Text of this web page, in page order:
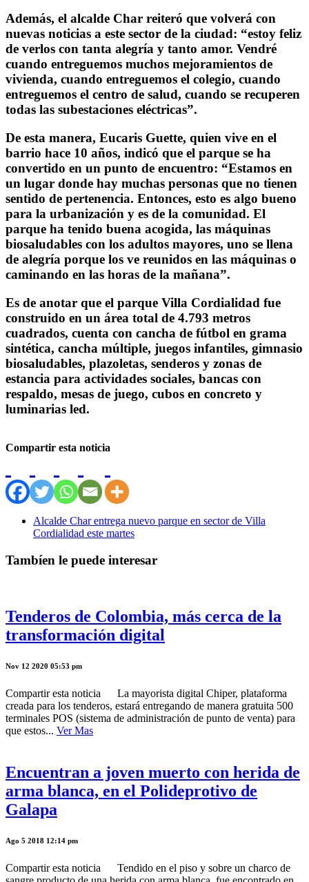
Además, el alcalde Char reiteró que volverá con
nuevas noticias a este sector de la ciudad: “estoy feliz
de verlos con tanta alegría y tanto amor. Vendré
cuando entreguemos muchos mejoramientos de
vivienda, cuando entreguemos el colegio, cuando
entreguemos el centro de salud, cuando se recuperen
todas las subestaciones eléctricas”.
De esta manera, Eucaris Guette, quien vive en el
barrio hace 10 años, indicó que el parque se ha
convertido en un punto de encuentro: “Estamos en
un lugar donde hay muchas personas que no tienen
sentido de pertenencia. Entonces, esto es algo bueno
para la urbanización y es de la comunidad. El
parque ha tenido buena acogida, las máquinas
biosaludables con los adultos mayores, uno se llena
de alegría porque los ve reunidos en las máquinas o
caminando en las horas de la mañana”.
Es de anotar que el parque Villa Cordialidad fue
construido en un área total de 4.793 metros
cuadrados, cuenta con cancha de fútbol en grama
sintética, cancha múltiple, juegos infantiles, gimnasio
biosaludables, plazoletas, senderos y zonas de
estancia para actividades sociales, bancas con
respaldo, mesas de juego, cubos en concreto y
luminarias led.
Compartir esta noticia
Alcalde Char entrega nuevo parque en sector de Villa
Cordialidad este martes
Tambíen le puede interesar
Tenderos de Colombia, más cerca de la
transformación digital
Nov 12 2020 05:53 pm
Compartir esta noticia La mayorista digital Chiper, plataforma
creada para los tenderos, estará entregando de manera gratuita 500
terminales POS (sistema de administración de punto de venta) para
que estos... Ver Mas
Encuentran a joven muerto con herida de
arma blanca, en el Polideprotivo de
Galapa
Ago 5 2018 12:14 pm
Compartir esta noticia Tendido en el piso y sobre un charco de